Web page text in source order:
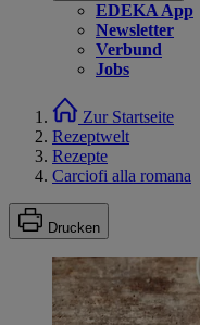
EDEKA App
Newsletter
Verbund
Jobs
Zur Startseite
Rezeptwelt
Rezepte
Carciofi alla romana
Drucken